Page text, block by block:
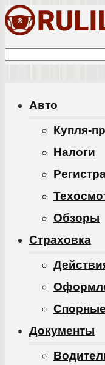
Перейти
контенту
Поиск:
Авто
Купля-
Налоги
Обзоры
Cтраховка
Документы